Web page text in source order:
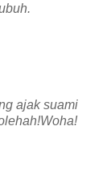
ajak suami